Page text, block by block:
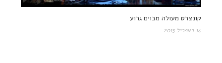
קונצרט מעולה מבוים גרוע
14 באפריל 2015